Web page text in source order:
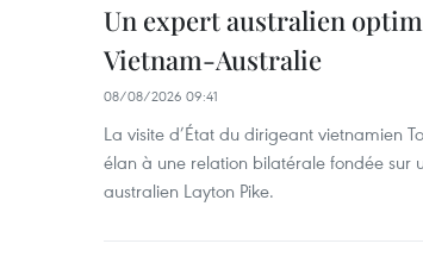
Un expert australien
Vietnam-Australie
08/08/2026 09:41
La visite d’État du dirigeant vietnamien
élan à une relation bilatérale fondée sur
australien Layton Pike.